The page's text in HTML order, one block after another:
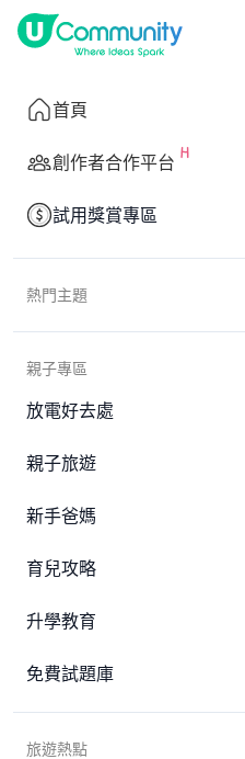
首頁
創作者合作平台
試用獎賞專區
熱門主題
親子專區
放電好去處
親子旅遊
新手爸媽
育兒攻略
升學教育
免費試題庫
旅遊熱點